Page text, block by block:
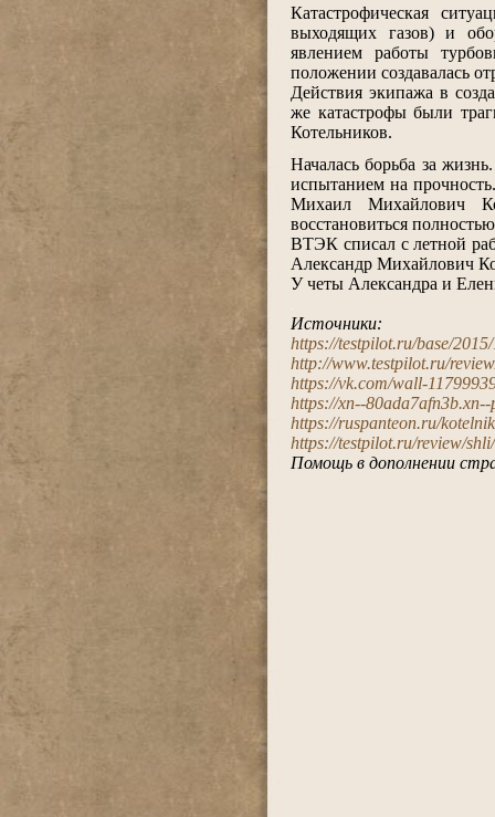
Катастрофическая
выходящих газов) и
явлением работы
положении создавалась
Действия экипажа в
же катастрофы были
Котельников.
Началась борьба за
испытанием на
Михаил Михайлович
восстановиться
ВТЭК списал с летной
Александр Михайлович
У четы Александра и
Источники:
https://testpilot.ru/base/
http://www.testpilot.ru/
https://vk.com/wall-
https://xn--
https://ruspanteon.ru/
https://testpilot.ru/review/
Помощь в дополнении